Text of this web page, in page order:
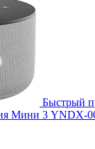
Быстрый
Мини 3 YNDX-